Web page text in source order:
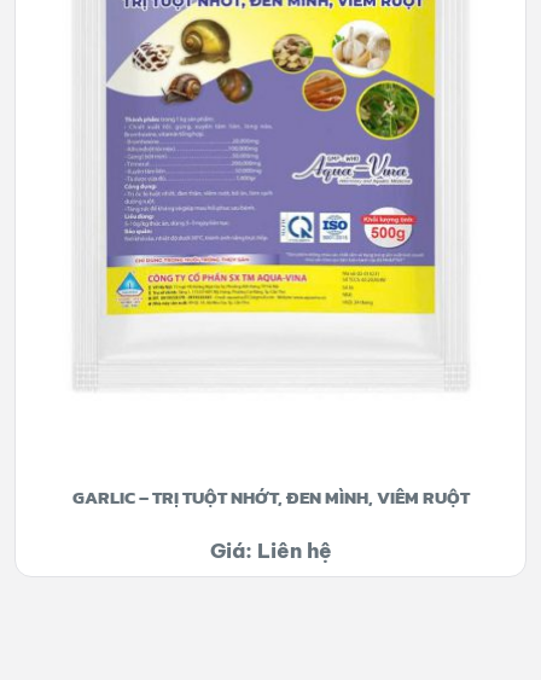
GARLIC – TRỊ TUỘT NHỚT, ĐEN MÌNH, VIÊM RUỘT
Giá: Liên hệ